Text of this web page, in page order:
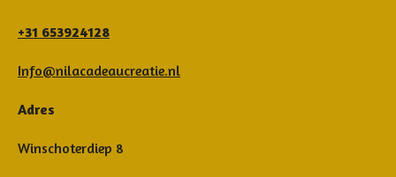
+31 653924128
Info@nilacadeaucreatie.nl
Adres
Winschoterdiep 8